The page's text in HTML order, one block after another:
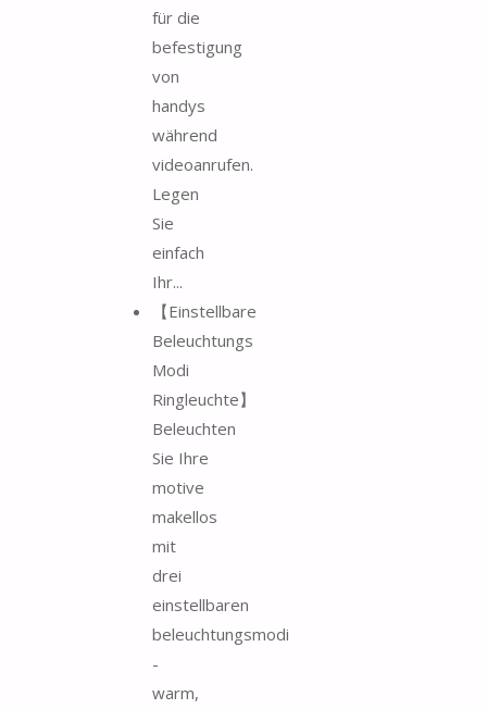
für die
befestigung
von
handys
während
videoanrufen.
Legen
Sie
einfach
Ihr...
【Einstellbare
Beleuchtungs
Modi
Ringleuchte】
Beleuchten
Sie Ihre
motive
makellos
mit
drei
einstellbaren
beleuchtungsmodi
-
warm,